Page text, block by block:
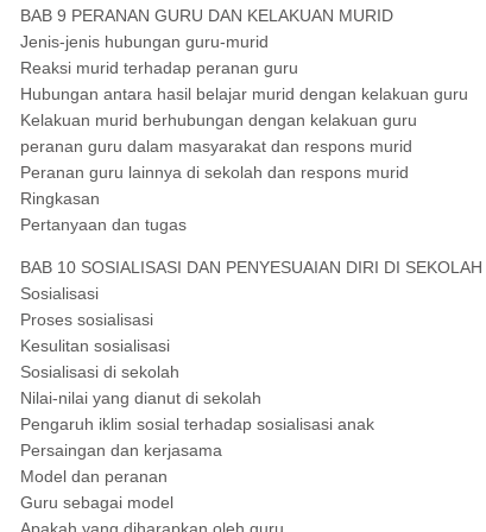
BAB 9 PERANAN GURU DAN KELAKUAN MURID
Jenis-jenis hubungan guru-murid
Reaksi murid terhadap peranan guru
Hubungan antara hasil belajar murid dengan kelakuan guru
Kelakuan murid berhubungan dengan kelakuan guru
peranan guru dalam masyarakat dan respons murid
Peranan guru lainnya di sekolah dan respons murid
Ringkasan
Pertanyaan dan tugas
BAB 10 SOSIALISASI DAN PENYESUAIAN DIRI DI SEKOLAH
Sosialisasi
Proses sosialisasi
Kesulitan sosialisasi
Sosialisasi di sekolah
Nilai-nilai yang dianut di sekolah
Pengaruh iklim sosial terhadap sosialisasi anak
Persaingan dan kerjasama
Model dan peranan
Guru sebagai model